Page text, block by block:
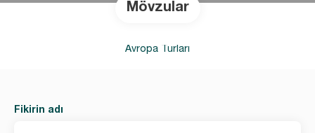
Mövzular
Avropa Turları
Fikirin adı